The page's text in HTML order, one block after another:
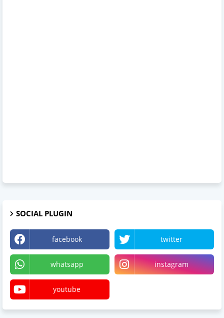
SOCIAL PLUGIN
facebook twitter
whatsapp instagram
youtube